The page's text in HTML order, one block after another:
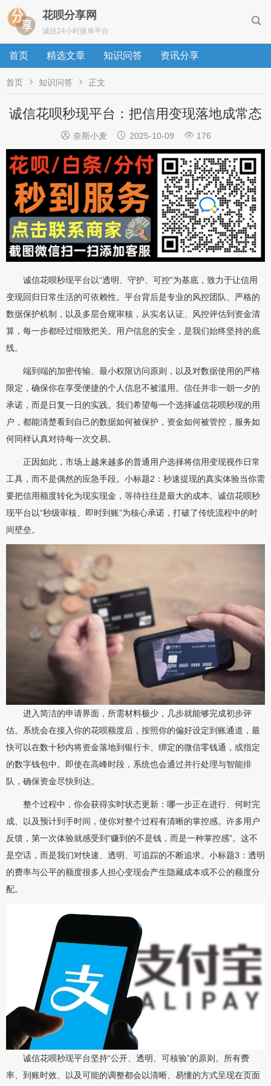

花呗分享网
诚信24小时接单平台
首页 精选文章 知识问答 资讯分享
首页  知识问答  正文
诚信花呗秒现平台：把信用变现落地成常态
 奈斯小麦  2025-10-09  176
诚信花呗秒现平台以“透明、守护、可控”为基底，致力于让信用
变现回归日常生活的可依赖性。平台背后是专业的风控团队、严格的
数据保护机制，以及多层合规审核，从实名认证、风控评估到资金清
算，每一步都经过细致把关。用户信息的安全，是我们始终坚持的底
线。
端到端的加密传输、最小权限访问原则，以及对数据使用的严格
限定，确保你在享受便捷的个人信息不被滥用。信任并非一朝一夕的
承诺，而是日复一日的实践。我们希望每一个选择诚信花呗秒现的用
户，都能清楚看到自己的数据如何被保护，资金如何被管控，服务如
何同样认真对待每一次交易。
正因如此，市场上越来越多的普通用户选择将信用变现视作日常
工具，而不是偶然的应急手段。小标题2：秒速提现的真实体验当你需
要把信用额度转化为现实现金，等待往往是最大的成本。诚信花呗秒
现平台以“秒级审核、即时到账”为核心承诺，打破了传统流程中的时
间壁垒。
进入简洁的申请界面，所需材料极少，几步就能够完成初步评
估。系统会在接入你的花呗额度后，按照你的偏好设定到账通道，最
快可以在数十秒内将资金落地到银行卡、绑定的微信零钱通，或指定
的数字钱包中。即使在高峰时段，系统也会通过并行处理与智能排
队，确保资金尽快到达。
整个过程中，你会获得实时状态更新：哪一步正在进行、何时完
成、以及预计到手时间，使你对整个过程有清晰的掌控感。许多用户
反馈，第一次体验就感受到“赚到的不是钱，而是一种掌控感”。这不
是空话，而是我们对快速、透明、可追踪的不断追求。小标题3：透明
的费率与公平的额度很多人担心变现会产生隐藏成本或不公的额度分
配。
诚信花呗秒现平台坚持“公开、透明、可核验”的原则。所有费
率、到账时效、以及可能的调整都会以清晰、易懂的方式呈现在页面